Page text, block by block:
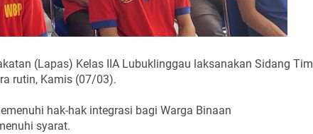
(Lapas) Kelas IIA Lubuklinggau laksanakan Sidang Tim
rutin, Kamis (07/03).
hak-hak integrasi bagi Warga Binaan
syarat.